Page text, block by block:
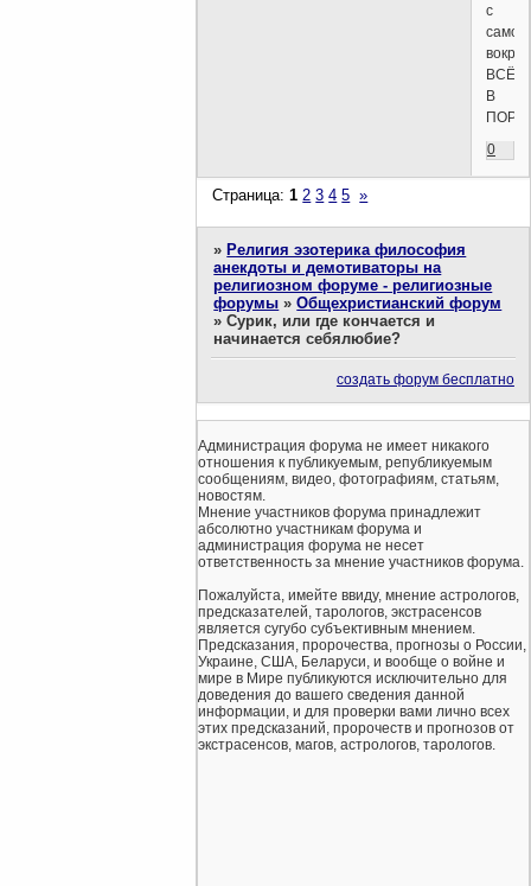
с
вокруг-
ВСЁ
В
0
Страница:1 2 3 4 5 »
»Религия эзотерика философия
анекдоты и демотиваторы на
религиозном форуме - религиозные
форумы »Общехристианский форум
»Сурик, или где кончается и
начинается себялюбие?
создать форум бесплатно
Администрация форума не имеет никакого
отношения к публикуемым, републикуемым
сообщениям, видео, фотографиям, статьям,
новостям.
Мнение участников форума принадлежит
абсолютно участникам форума и
администрация форума не несет
ответственность за мнение участников форума.
Пожалуйста, имейте ввиду, мнение астрологов,
предсказателей, тарологов, экстрасенсов
является сугубо субъективным мнением.
Предсказания, пророчества, прогнозы о России,
Украине, США, Беларуси, и вообще о войне и
мире в Мире публикуются исключительно для
доведения до вашего сведения данной
информации, и для проверки вами лично всех
этих предсказаний, пророчеств и прогнозов от
экстрасенсов, магов, астрологов, тарологов.